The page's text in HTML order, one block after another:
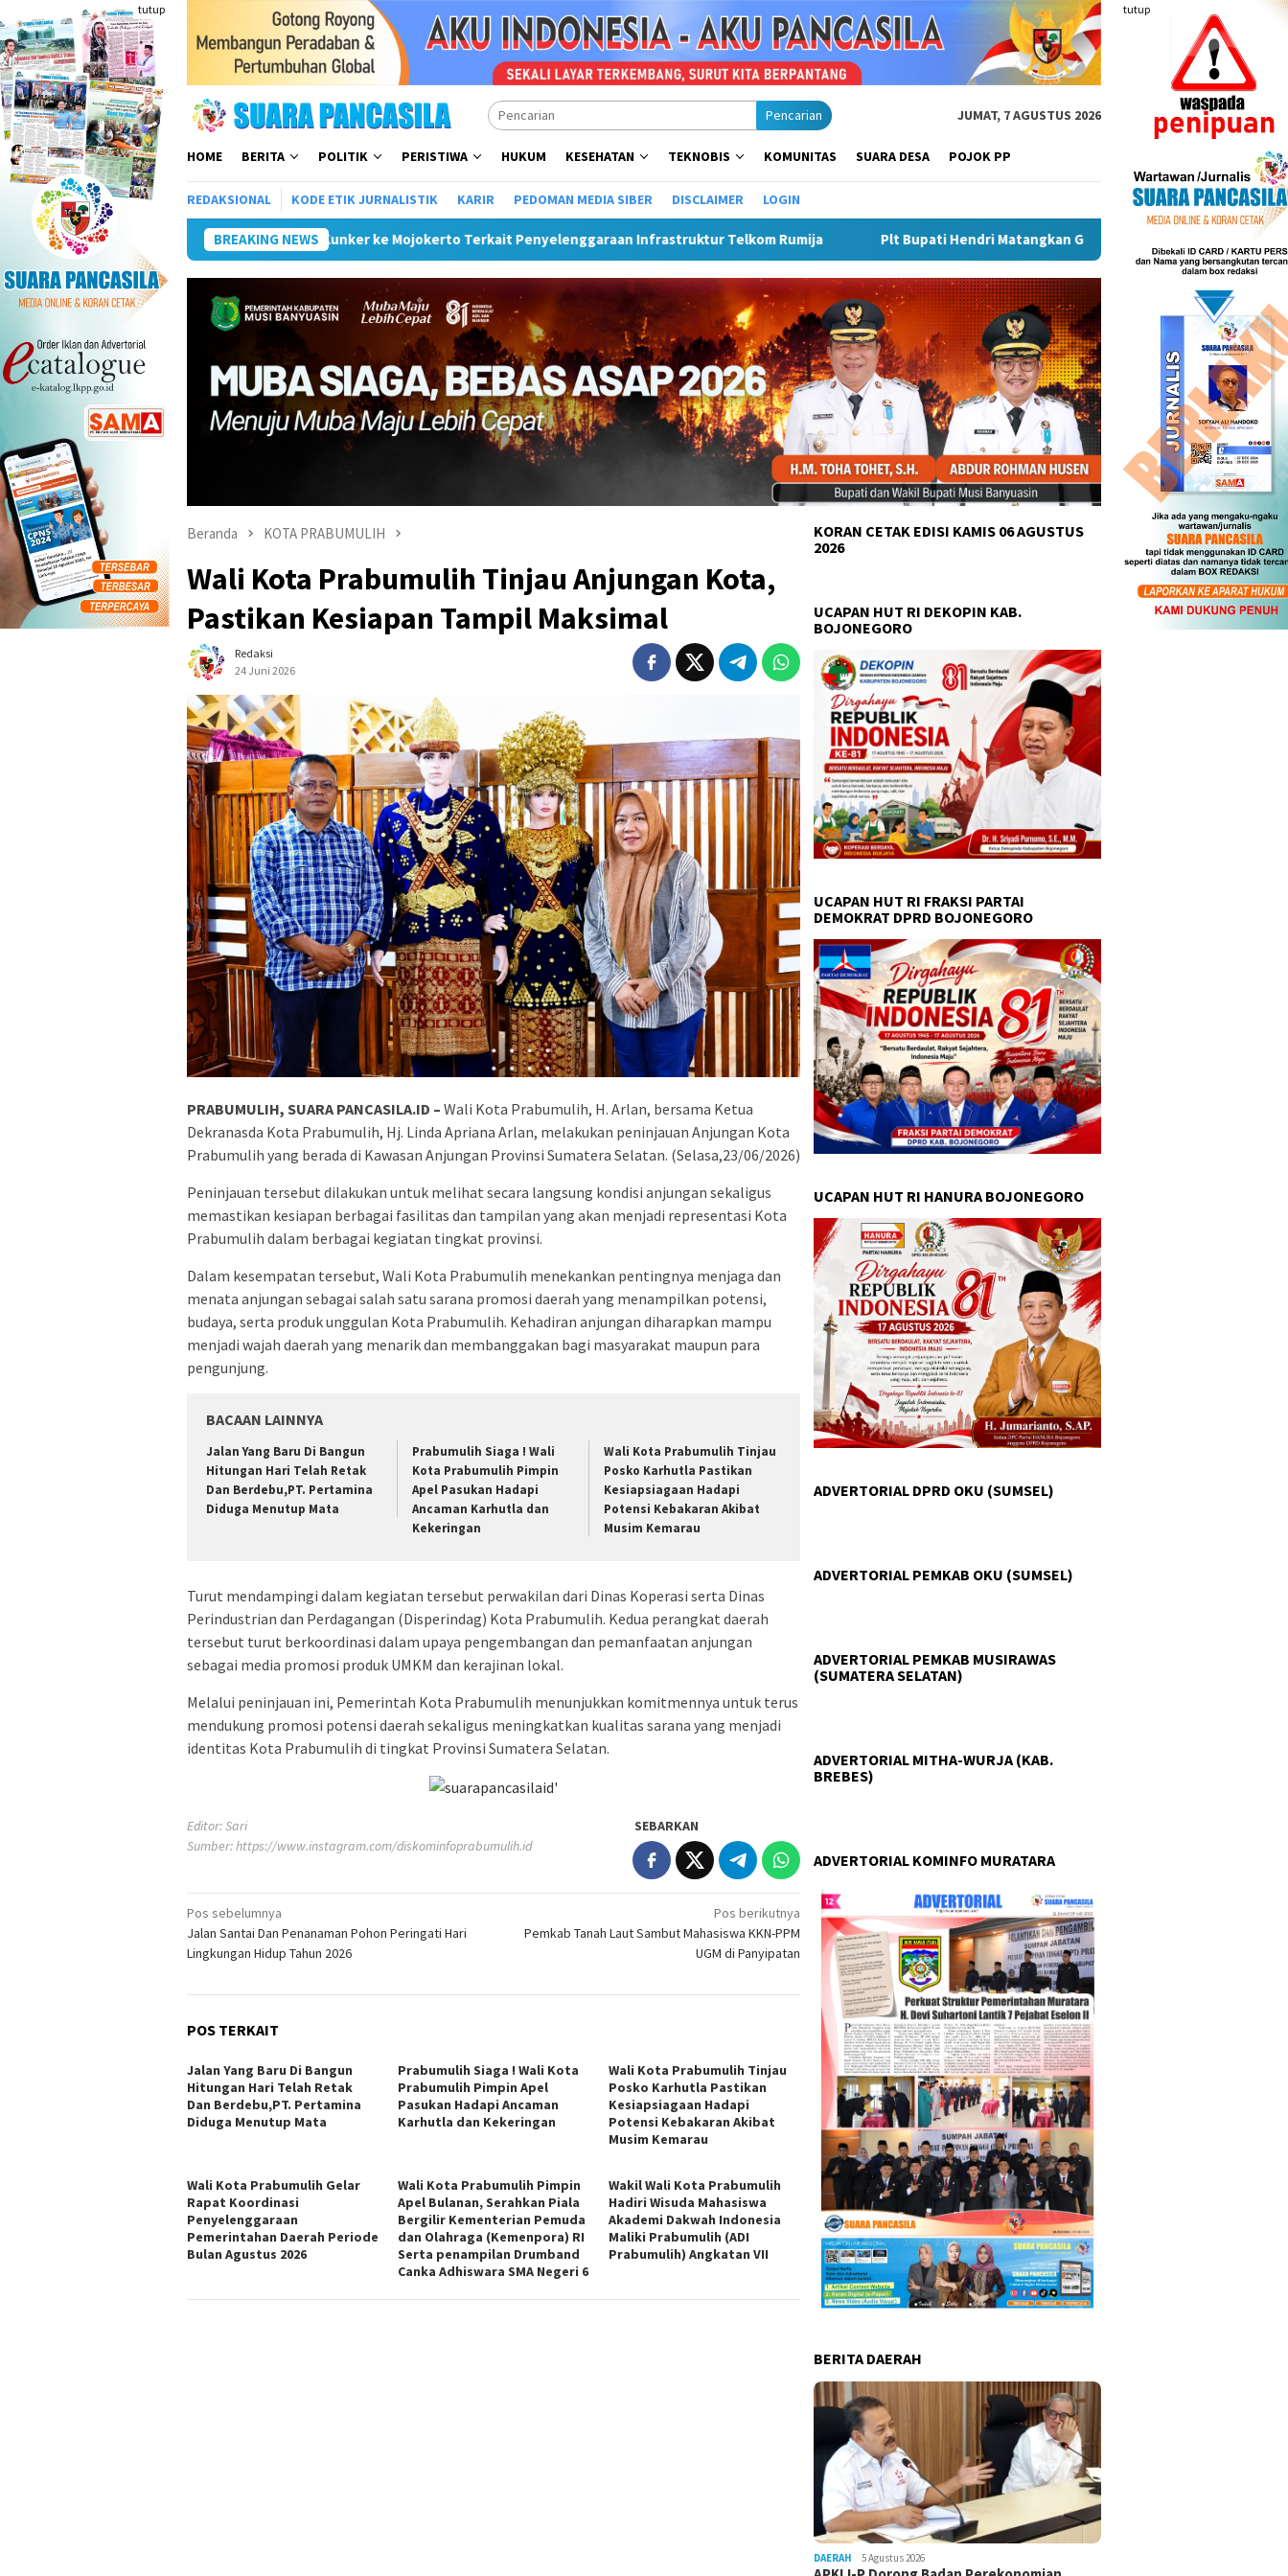
ke
konten
tutup tutup
Pencarian JUMAT, 7 AGUSTUS 2026
HOME BERITA POLITIK PERISTIWA HUKUM KESEHATAN TEKNOBIS KOMUNITAS SUARA DESA POJOK PP
REDAKSIONAL KODE ETIK JURNALISTIK KARIR PEDOMAN MEDIA SIBER DISCLAIMER LOGIN
BREAKING NEWS
Wali Kota Kunker ke Mojokerto Terkait Penyelenggaraan Infrastruktur Telkom Rumija Plt Bupati Hendri Matangkan Gebyar Semarak Merah Putih, Siapkan Event Besar
Beranda KOTA PRABUMULIH
Wali Kota Prabumulih Tinjau Anjungan Kota,
Pastikan Kesiapan Tampil Maksimal
Redaksi
24 Juni 2026
PRABUMULIH, SUARA PANCASILA.ID – Wali Kota Prabumulih, H. Arlan, bersama Ketua
Dekranasda Kota Prabumulih, Hj. Linda Apriana Arlan, melakukan peninjauan Anjungan Kota
Prabumulih yang berada di Kawasan Anjungan Provinsi Sumatera Selatan. (Selasa,23/06/2026)
Peninjauan tersebut dilakukan untuk melihat secara langsung kondisi anjungan sekaligus
memastikan kesiapan berbagai fasilitas dan tampilan yang akan menjadi representasi Kota
Prabumulih dalam berbagai kegiatan tingkat provinsi.
Dalam kesempatan tersebut, Wali Kota Prabumulih menekankan pentingnya menjaga dan
menata anjungan sebagai salah satu sarana promosi daerah yang menampilkan potensi,
budaya, serta produk unggulan Kota Prabumulih. Kehadiran anjungan diharapkan mampu
menjadi wajah daerah yang menarik dan membanggakan bagi masyarakat maupun para
pengunjung.
BACAAN LAINNYA
Jalan Yang Baru Di Bangun
Hitungan Hari Telah Retak
Dan Berdebu,PT. Pertamina
Diduga Menutup Mata
Prabumulih Siaga ! Wali
Kota Prabumulih Pimpin
Apel Pasukan Hadapi
Ancaman Karhutla dan
Kekeringan
Wali Kota Prabumulih Tinjau
Posko Karhutla Pastikan
Kesiapsiagaan Hadapi
Potensi Kebakaran Akibat
Musim Kemarau
Turut mendampingi dalam kegiatan tersebut perwakilan dari Dinas Koperasi serta Dinas
Perindustrian dan Perdagangan (Disperindag) Kota Prabumulih. Kedua perangkat daerah
tersebut turut berkoordinasi dalam upaya pengembangan dan pemanfaatan anjungan
sebagai media promosi produk UMKM dan kerajinan lokal.
Melalui peninjauan ini, Pemerintah Kota Prabumulih menunjukkan komitmennya untuk terus
mendukung promosi potensi daerah sekaligus meningkatkan kualitas sarana yang menjadi
identitas Kota Prabumulih di tingkat Provinsi Sumatera Selatan.
Editor: Sari
Sumber:https://www.instagram.com/diskominfoprabumulih.id
SEBARKAN
Navigasi
pos
Pos sebelumnya
Jalan Santai Dan Penanaman Pohon Peringati Hari
Lingkungan Hidup Tahun 2026
Pos berikutnya
Pemkab Tanah Laut Sambut Mahasiswa KKN-PPM
UGM di Panyipatan
POS TERKAIT
Jalan Yang Baru Di Bangun
Hitungan Hari Telah Retak
Dan Berdebu,PT. Pertamina
Diduga Menutup Mata
Prabumulih Siaga ! Wali Kota
Prabumulih Pimpin Apel
Pasukan Hadapi Ancaman
Karhutla dan Kekeringan
Wali Kota Prabumulih Tinjau
Posko Karhutla Pastikan
Kesiapsiagaan Hadapi
Potensi Kebakaran Akibat
Musim Kemarau
Wali Kota Prabumulih Gelar
Rapat Koordinasi
Penyelenggaraan
Pemerintahan Daerah Periode
Bulan Agustus 2026
Wali Kota Prabumulih Pimpin
Apel Bulanan, Serahkan Piala
Bergilir Kementerian Pemuda
dan Olahraga (Kemenpora) RI
Serta penampilan Drumband
Canka Adhiswara SMA Negeri 6
Wakil Wali Kota Prabumulih
Hadiri Wisuda Mahasiswa
Akademi Dakwah Indonesia
Maliki Prabumulih (ADI
Prabumulih) Angkatan VII
KORAN CETAK EDISI KAMIS 06 AGUSTUS
2026
UCAPAN HUT RI DEKOPIN KAB.
BOJONEGORO
UCAPAN HUT RI FRAKSI PARTAI
DEMOKRAT DPRD BOJONEGORO
UCAPAN HUT RI HANURA BOJONEGORO
ADVERTORIAL DPRD OKU (SUMSEL)
ADVERTORIAL PEMKAB OKU (SUMSEL)
ADVERTORIAL PEMKAB MUSIRAWAS
(SUMATERA SELATAN)
ADVERTORIAL MITHA-WURJA (KAB.
BREBES)
ADVERTORIAL KOMINFO MURATARA
BERITA DAERAH
DAERAH 5 Agustus 2026